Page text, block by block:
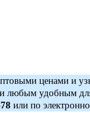
ценами и
любым удобным
или по